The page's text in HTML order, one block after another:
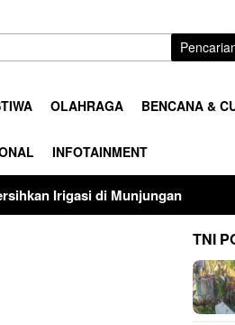
OLAHRAGA BENCANA &
INFOTAINMENT
Munjungan Universitas
TNI